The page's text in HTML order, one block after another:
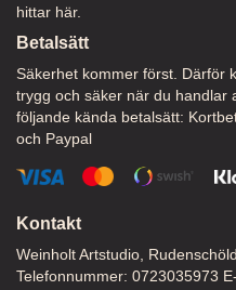
hittar här.
Betalsätt
Säkerhet kommer först. Därför
trygg och säker när du handlar
följande kända betalsätt:
och Paypal
Kontakt
Weinholt Artstudio,
Telefonnummer: 0723035973